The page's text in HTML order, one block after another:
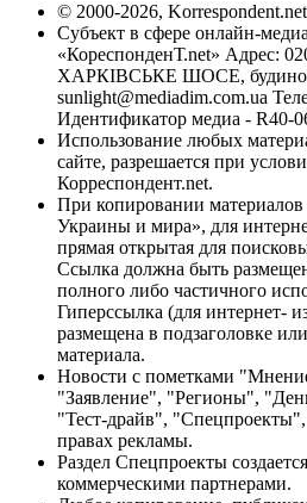
© 2000-2026, Korrespondent.net
Субъект в сфере онлайн-
«КореспонденТ.net» Адрес:
ХАРКІВСЬКЕ ШОСЕ, будинок
sunlight@mediadim.com.ua
Идентификатор медиа - R40-
Использование любых
сайте, разрешается при
Корреспондент.net.
При копировании
Украины и мира», для
прямая открытая для
Ссылка должна быть
полного либо частичного
Гиперссылка (для интернет-
размещена в подзаголовке
материала.
Новости с пометками
"Заявление", "Регионы",
"Тест-драйв",
правах рекламы.
Раздел Спецпроекты
коммерческими партнерами.